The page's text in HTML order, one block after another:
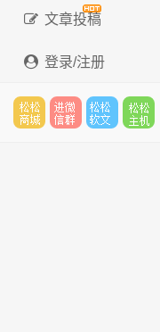
文章投稿
登录/注册